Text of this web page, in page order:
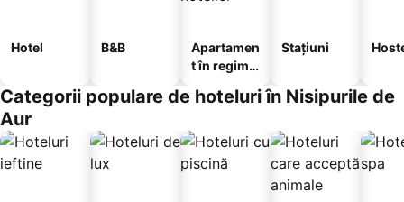
Hotel B&B
Apartamen
t în regim
Stațiuni
Categorii populare de hoteluri în Nisipurile de
Aur